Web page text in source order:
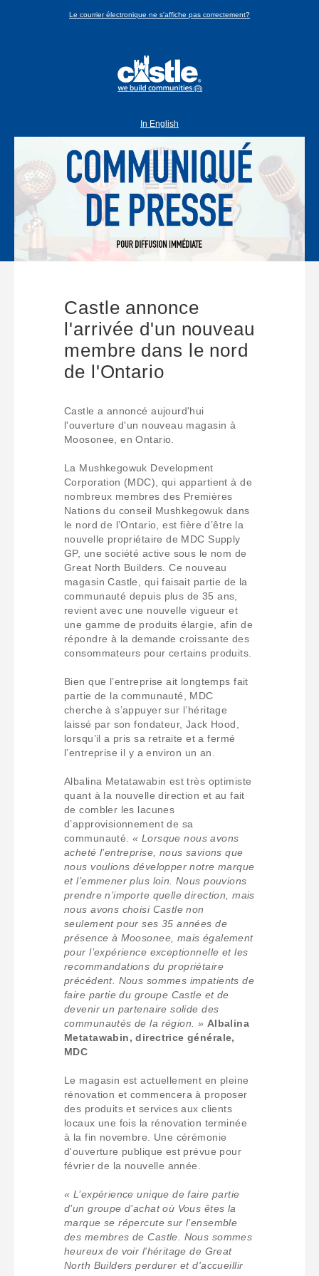
Le courrier électronique ne s'affiche pas correctement?
In English
Castle annonce
l'arrivée d'un nouveau
membre dans le nord
de l'Ontario
Castle a annoncé aujourd'hui
l'ouverture d'un nouveau magasin à
Moosonee, en Ontario.
La Mushkegowuk Development
Corporation (MDC), qui appartient à de
nombreux membres des Premières
Nations du conseil Mushkegowuk dans
le nord de l’Ontario, est fière d’être la
nouvelle propriétaire de MDC Supply
GP, une société active sous le nom de
Great North Builders. Ce nouveau
magasin Castle, qui faisait partie de la
communauté depuis plus de 35 ans,
revient avec une nouvelle vigueur et
une gamme de produits élargie, afin de
répondre à la demande croissante des
consommateurs pour certains produits.
Bien que l’entreprise ait longtemps fait
partie de la communauté, MDC
cherche à s’appuyer sur l’héritage
laissé par son fondateur, Jack Hood,
lorsqu’il a pris sa retraite et a fermé
l’entreprise il y a environ un an.
Albalina Metatawabin est très optimiste
quant à la nouvelle direction et au fait
de combler les lacunes
d’approvisionnement de sa
communauté.« Lorsque nous avons
acheté l’entreprise, nous savions que
nous voulions développer notre marque
et l’emmener plus loin. Nous pouvions
prendre n’importe quelle direction, mais
nous avons choisi Castle non
seulement pour ses 35 années de
présence à Moosonee, mais également
pour l’expérience exceptionnelle et les
recommandations du propriétaire
précédent. Nous sommes impatients de
faire partie du groupe Castle et de
devenir un partenaire solide des
communautés de la région. » Albalina
Metatawabin, directrice générale,
MDC
Le magasin est actuellement en pleine
rénovation et commencera à proposer
des produits et services aux clients
locaux une fois la rénovation terminée
à la fin novembre. Une cérémonie
d'ouverture publique est prévue pour
février de la nouvelle année.
« L’expérience unique de faire partie
d’un groupe d’achat où Vous êtes la
marque se répercute sur l’ensemble
des membres de Castle. Nous sommes
heureux de voir l'héritage de Great
North Builders perdurer et d'accueillir